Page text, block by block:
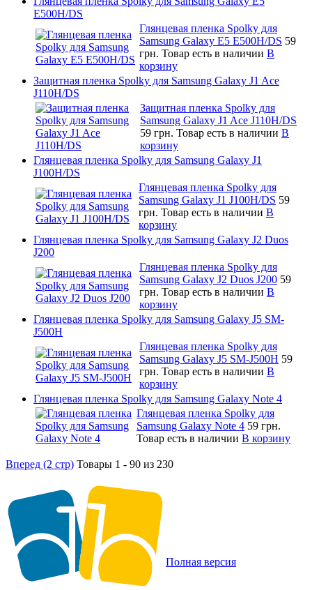
E500H/DS
Глянцевая пленка Spolky для
Samsung Galaxy E5 E500H/DS 59
грн. Товар есть в наличии В
корзину
Защитная пленка Spolky для Samsung Galaxy J1 Ace
J110H/DS
Защитная пленка Spolky для
Samsung Galaxy J1 Ace J110H/DS
59 грн. Товар есть в наличии В
корзину
Глянцевая пленка Spolky для Samsung Galaxy J1
J100H/DS
Глянцевая пленка Spolky для
Samsung Galaxy J1 J100H/DS 59
грн. Товар есть в наличии В
корзину
Глянцевая пленка Spolky для Samsung Galaxy J2 Duos
J200
Глянцевая пленка Spolky для
Samsung Galaxy J2 Duos J200 59
грн. Товар есть в наличии В
корзину
Глянцевая пленка Spolky для Samsung Galaxy J5 SM-
J500H
Глянцевая пленка Spolky для
Samsung Galaxy J5 SM-J500H 59
грн. Товар есть в наличии В
корзину
Глянцевая пленка Spolky для Samsung Galaxy Note 4
Глянцевая пленка Spolky для
Samsung Galaxy Note 4 59 грн.
Товар есть в наличии В корзину
Вперед (2 стр) Товары 1 - 90 из 230
Полная версия